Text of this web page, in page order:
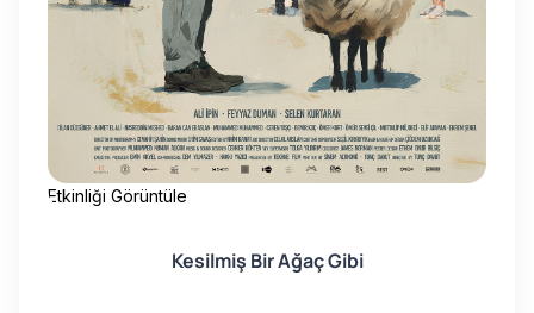
Etkinliği Görüntüle
Kesilmiş Bir Ağaç Gibi